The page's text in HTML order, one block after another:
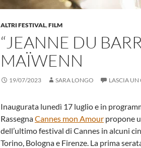
ALTRI FESTIVAL,FILM
“JEANNE DU
MAÏWENN
19/07/2023 SARA LONGO LASCIA
Inaugurata lunedì 17 luglio e in
RassegnaCannes mon Amour propone
dell’ultimo festival di Cannes in alcuni
Torino, Bologna e Firenze. La prima